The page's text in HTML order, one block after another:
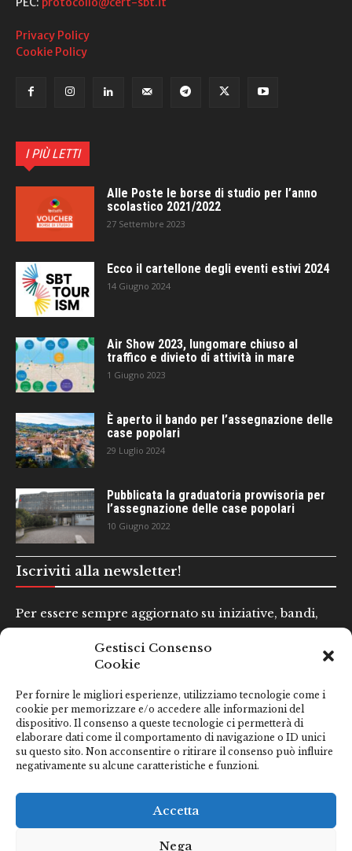
Gestisci Consenso
Cookie
Per fornire le migliori esperienze, utilizziamo tecnologie come i
cookie per memorizzare e/o accedere alle informazioni del
dispositivo. Il consenso a queste tecnologie ci permetterà di
elaborare dati come il comportamento di navigazione o ID unici
su questo sito. Non acconsentire o ritirare il consenso può influire
negativamente su alcune caratteristiche e funzioni.
Accetta
Nega
Privacy Policy
Cookie Policy
I PIÙ LETTI
Alle Poste le borse di studio per l’anno
scolastico 2021/2022
27 Settembre 2023
Ecco il cartellone degli eventi estivi 2024
14 Giugno 2024
Air Show 2023, lungomare chiuso al
traffico e divieto di attività in mare
1 Giugno 2023
È aperto il bando per l’assegnazione delle
case popolari
29 Luglio 2024
Pubblicata la graduatoria provvisoria per
l’assegnazione delle case popolari
10 Giugno 2022
Iscriviti alla newsletter!
Per essere sempre aggiornato su iniziative, bandi,
Email*